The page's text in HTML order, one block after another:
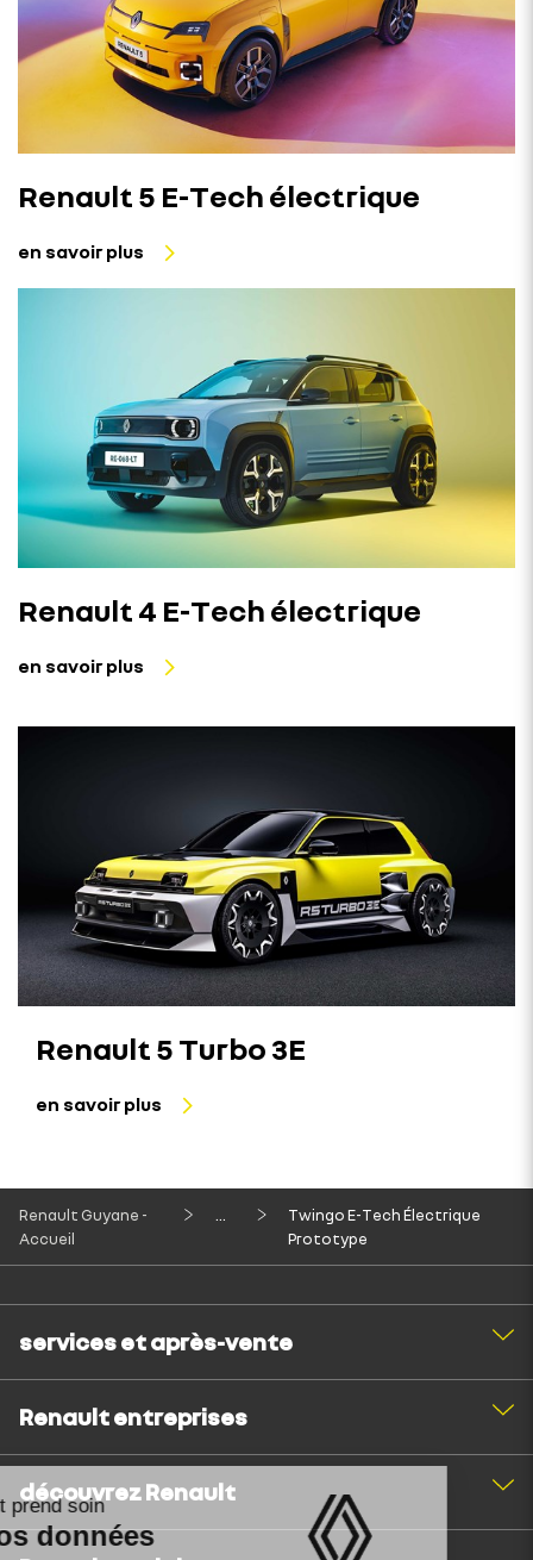
Renault 5 E-Tech électrique
en savoir plus
Renault 4 E-Tech électrique
en savoir plus
Renault 5 Turbo 3E
en savoir plus